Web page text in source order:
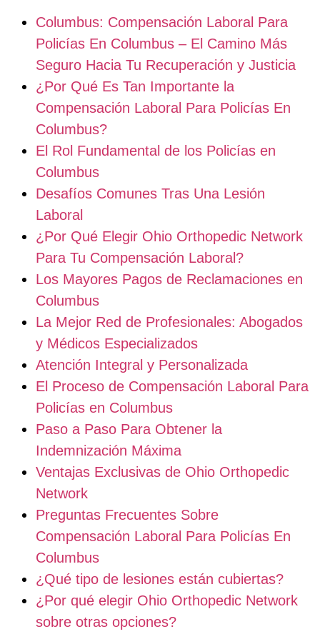
Columbus: Compensación Laboral Para
Policías En Columbus – El Camino Más
Seguro Hacia Tu Recuperación y Justicia
¿Por Qué Es Tan Importante la
Compensación Laboral Para Policías En
Columbus?
El Rol Fundamental de los Policías en
Columbus
Desafíos Comunes Tras Una Lesión
Laboral
¿Por Qué Elegir Ohio Orthopedic Network
Para Tu Compensación Laboral?
Los Mayores Pagos de Reclamaciones en
Columbus
La Mejor Red de Profesionales: Abogados
y Médicos Especializados
Atención Integral y Personalizada
El Proceso de Compensación Laboral Para
Policías en Columbus
Paso a Paso Para Obtener la
Indemnización Máxima
Ventajas Exclusivas de Ohio Orthopedic
Network
Preguntas Frecuentes Sobre
Compensación Laboral Para Policías En
Columbus
¿Qué tipo de lesiones están cubiertas?
¿Por qué elegir Ohio Orthopedic Network
sobre otras opciones?